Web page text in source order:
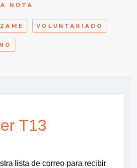
NOTA
VOLUNTARIADO
T13
lista de correo para recibir